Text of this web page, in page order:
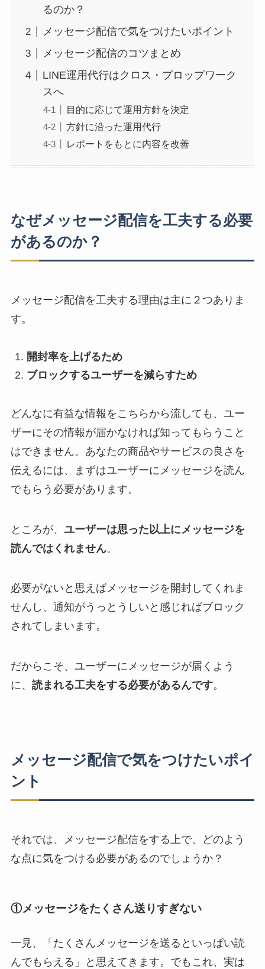
るのか？
メッセージ配信で気をつけたいポイント
メッセージ配信のコツまとめ
LINE運用代行はクロス・プロップワーク
スへ
目的に応じて運用方針を決定
方針に沿った運用代行
レポートをもとに内容を改善
なぜメッセージ配信を工夫する必要
があるのか？
メッセージ配信を工夫する理由は主に２つありま
す。
開封率を上げるため
ブロックするユーザーを減らすため
どんなに有益な情報をこちらから流しても、ユー
ザーにその情報が届かなければ知ってもらうこと
はできません。あなたの商品やサービスの良さを
伝えるには、まずはユーザーにメッセージを読ん
でもらう必要があります。
ところが、 ユーザーは思った以上にメッセージを
読んではくれません。
必要がないと思えばメッセージを開封してくれま
せんし、通知がうっとうしいと感じればブロック
されてしまいます。
だからこそ、ユーザーにメッセージが届くよう
に、 読まれる工夫をする必要があるんです。
メッセージ配信で気をつけたいポイ
ント
それでは、メッセージ配信をする上で、どのよう
な点に気をつける必要があるのでしょうか？
①メッセージをたくさん送りすぎない
一見、「たくさんメッセージを送るといっぱい読
んでもらえる」と思えてきます。でもこれ、実は